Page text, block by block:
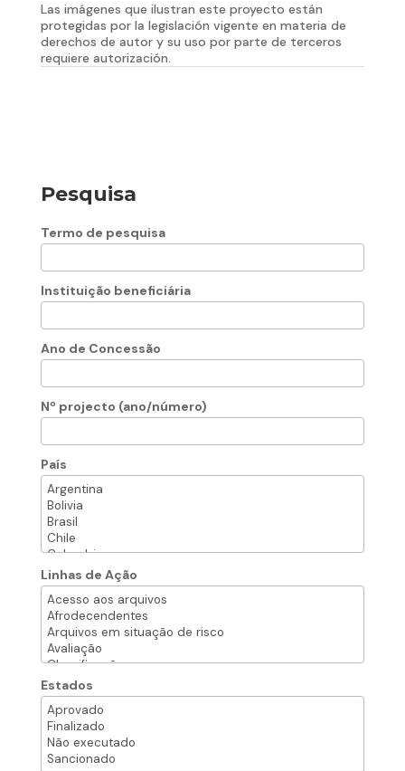
Las imágenes que ilustran este proyecto están
protegidas por la legislación vigente en materia de
derechos de autor y su uso por parte de terceros
requiere autorización.
Pesquisa
Termo de pesquisa
Instituição beneficiária
Ano de Concessão
Nº projecto (ano/número)
País
Linhas de Ação
Estados